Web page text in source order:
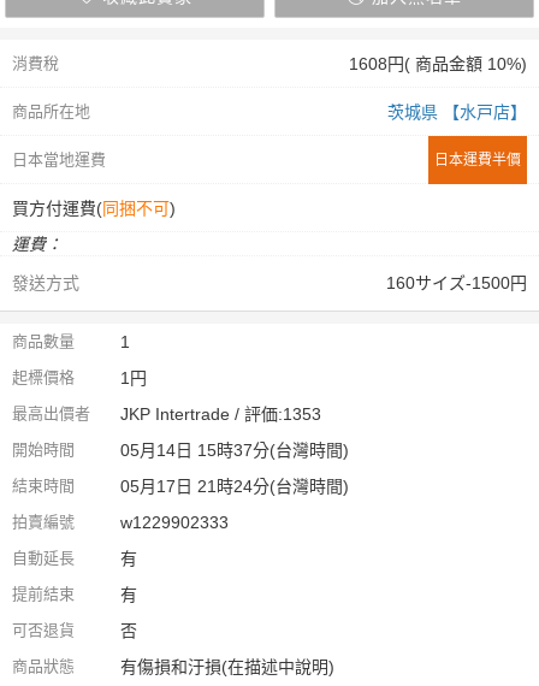
消費稅 1608円( 商品金額 10%)
商品所在地 茨城県 【水戸店】
日本當地運費 日本運費半價
買方付運費(同捆不可)
運費：
發送方式
160サイズ-1500円
商品數量 1
起標價格 1円
最高出價者 JKP Intertrade / 評価:1353
開始時間 05月14日 15時37分(台灣時間)
結束時間 05月17日 21時24分(台灣時間)
拍賣編號 w1229902333
自動延長 有
提前結束 有
可否退貨 否
商品狀態 有傷損和汙損(在描述中說明)